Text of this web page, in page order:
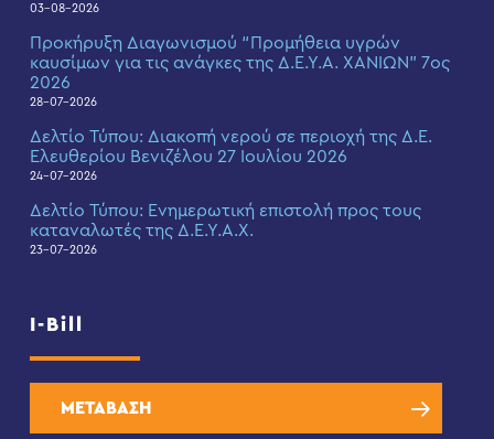
03-08-2026
Προκήρυξη Διαγωνισμού “Προμήθεια υγρών
καυσίμων για τις ανάγκες της Δ.Ε.Υ.Α. ΧΑΝΙΩΝ” 7ος
2026
28-07-2026
Δελτίο Τύπου: Διακοπή νερού σε περιοχή της Δ.Ε.
Ελευθερίου Βενιζέλου 27 Ιουλίου 2026
24-07-2026
Δελτίο Τύπου: Eνημερωτική επιστολή προς τους
καταναλωτές της Δ.Ε.Υ.Α.Χ.
23-07-2026
I-Bill
ΜΕΤΑΒΑΣΗ